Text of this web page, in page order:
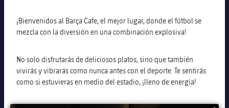
Resultados
Actualidad
Entradas
Barça Legends
plusicon
más
Jugadores
Actualidad
Fotos
Formativo femenino
plusicon
más
Actualidad
F. Barça Genuine
Barça Store
La Masia
¡Bienvenidos al Barça Cafe, el mejor lugar, donde el fútbol se
mezcla con la diversión en una combinación explosiva!
No solo disfrutarás de deliciosos platos, sino que también
vivirás y vibrarás como nunca antes con el deporte. Te sentirás
como si estuvieras en medio del estadio, ¡lleno de energía!